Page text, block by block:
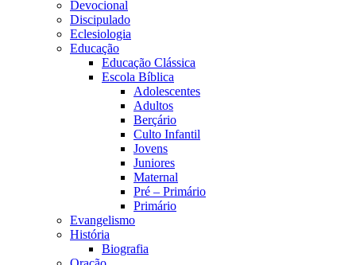
Devocional
Discipulado
Eclesiologia
Educação
Educação Clássica
Escola Bíblica
Adolescentes
Adultos
Berçário
Culto Infantil
Jovens
Juniores
Maternal
Pré – Primário
Primário
Evangelismo
História
Biografia